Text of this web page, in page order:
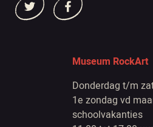
Museum RockArt
Donderdag t/m
1e zondag vd
schoolvakanties